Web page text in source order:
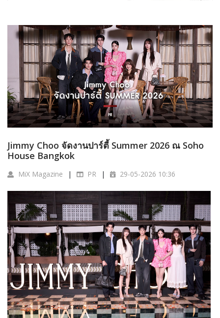
Jimmy Choo จัดงานปาร์ตี้ Summer 2026 ณ Soho
House Bangkok
MiX Magazine PR 29-05-2026 10:36